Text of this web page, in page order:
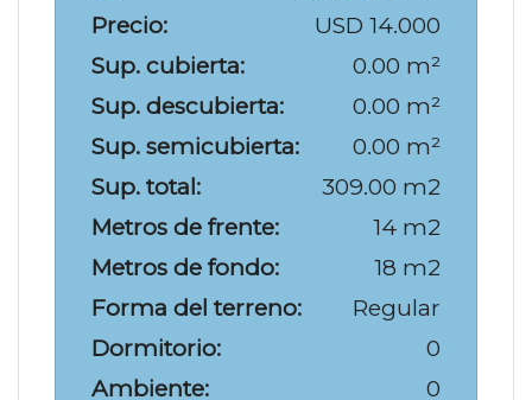
Precio:
USD 14.000
Sup. cubierta:
0.00 m²
Sup. descubierta:
0.00 m²
Sup. semicubierta:
0.00 m²
Sup. total:
309.00 m2
Metros de frente:
14 m2
Metros de fondo:
18 m2
Forma del terreno:
Regular
Dormitorio:
0
Ambiente:
0